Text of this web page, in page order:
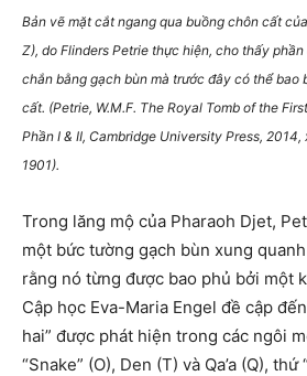
Bản vẽ mặt cắt ngang qua buồng chôn cất
Z), do Flinders Petrie thực hiện, cho thấy
chắn bằng gạch bùn mà trước đây có thể bao
cất. (Petrie, W.M.F. The Royal Tomb of the
Phần I & II, Cambridge University Press,
1901).
Trong lăng mộ của Pharaoh Djet,
một bức tường gạch bùn xung
rằng nó từng được bao phủ bởi một
Cập học Eva-Maria Engel đề cập
hai” được phát hiện trong các ngôi
“Snake” (O), Den (T) và Qa’a (Q),